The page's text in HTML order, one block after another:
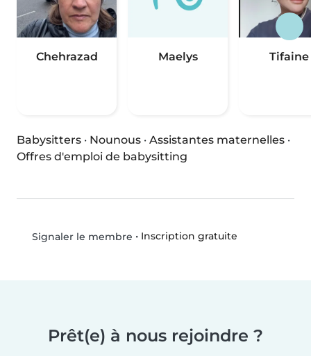
Chehrazad Maelys Tifaine
Babysitters · Nounous · Assistantes maternelles ·
Offres d'emploi de babysitting
Signaler le membre • Inscription gratuite
Prêt(e) à nous rejoindre ?